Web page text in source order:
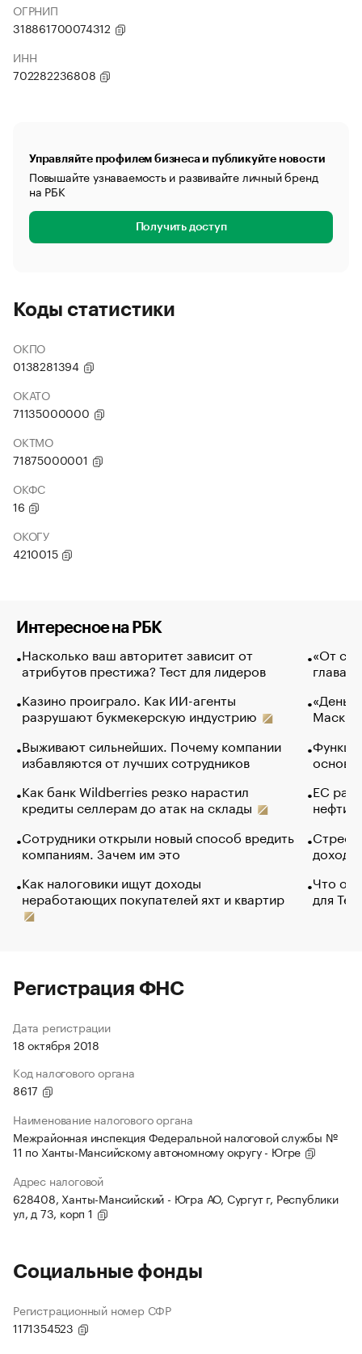
ОГРНИП
318861700074312
ИНН
702282236808
Управляйте профилем бизнеса и публикуйте новости
Повышайте узнаваемость и развивайте личный бренд
на РБК
Получить доступ
Коды статистики
ОКПО
0138281394
ОКАТО
71135000000
ОКТМО
71875000001
ОКФС
16
ОКОГУ
4210015
Интересное на РБК
Насколько ваш авторитет зависит от
атрибутов престижа? Тест для лидеров
Казино проиграло. Как ИИ-агенты
разрушают букмекерскую индустрию
Выживают сильнейших. Почему компании
избавляются от лучших сотрудников
Как банк Wildberries резко нарастил
кредиты селлерам до атак на склады
Сотрудники открыли новый способ вредить
компаниям. Зачем им это
Как налоговики ищут доходы
неработающих покупателей яхт и квартир
«От
глава
Маск в
основ
ЕС
нефти
Что
для
Регистрация ФНС
Дата регистрации
18 октября 2018
Код налогового органа
8617
Наименование налогового органа
Межрайонная инспекция Федеральной налоговой службы №
11 по Ханты-Мансийскому автономному округу - Югре
Адрес налоговой
628408, Ханты-Мансийский - Югра АО, Сургут г, Республики
ул, д 73, корп 1
Социальные фонды
Регистрационный номер СФР
1171354523